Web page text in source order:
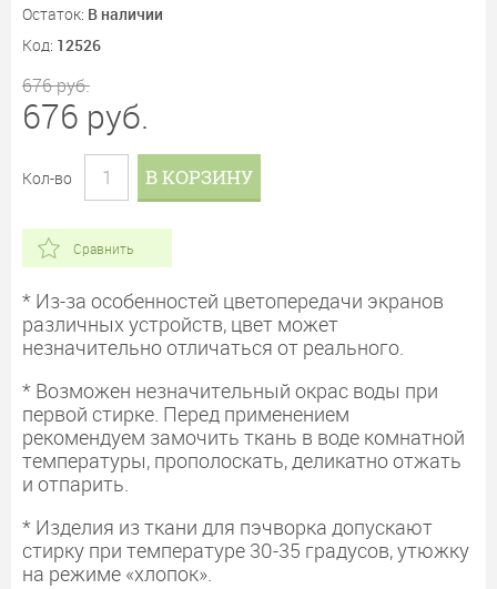
Остаток: В наличии
Код: 12526
676руб.
676 руб.
Кол-во В КОРЗИНУ
Сравнить
* Из-за особенностей цветопередачи экранов
различных устройств, цвет может
незначительно отличаться от реального.
* Возможен незначительный окрас воды при
первой стирке. Перед применением
рекомендуем замочить ткань в воде комнатной
температуры, прополоскать, деликатно отжать
и отпарить.
* Изделия из ткани для пэчворка допускают
стирку при температуре 30-35 градусов, утюжку
на режиме «хлопок».